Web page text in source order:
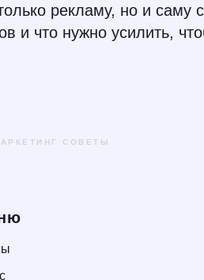
рекламу, но и саму
и что нужно усилить,
СОВЕТЫ